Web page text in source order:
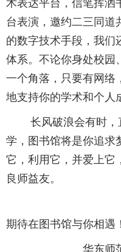
术表达平台，信笔挥洒
台表演，邀约二三同道
的数字技术手段，我们
体系。不论你身处校园
一个角落，只要有网络
地支持你的学术和个人
长风破浪会有时，
学，图书馆将是你追求
它，利用它，并爱上它
良师益友。
期待在图书馆与你相遇！
华东师